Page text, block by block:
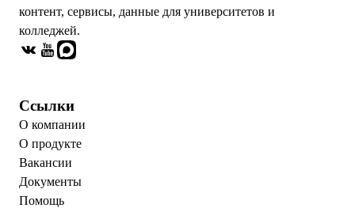
контент, сервисы, данные для университетов и
колледжей.
Ссылки
О компании
О продукте
Вакансии
Документы
Помощь